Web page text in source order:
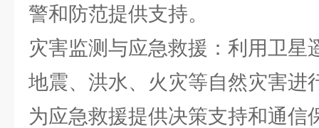
警和防范提供支持。
灾害监测与应急救援：利用卫星
地震、洪水、火灾等自然灾害进
为应急救援提供决策支持和通信